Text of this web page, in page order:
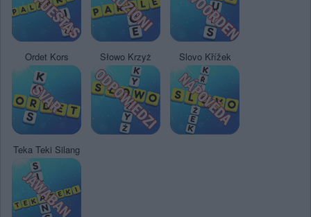
Ordet Kors Słowo Krzyż Slovo Křížek
Teka Teki Silang